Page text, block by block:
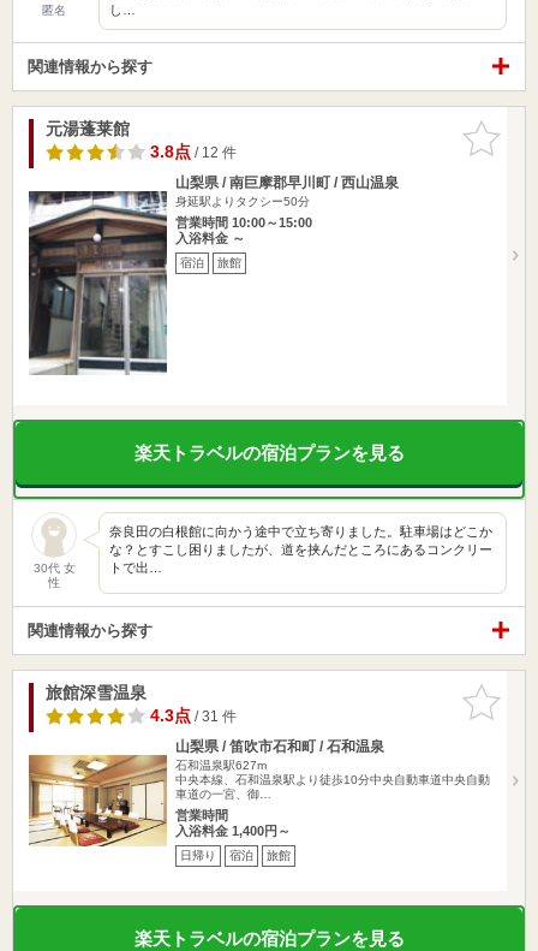
匿名
し…
関連情報から探す
お気に入
りに追加
元湯蓬莱館
3.8点/ 12 件
山梨県 / 南巨摩郡早川町 / 西山温泉
身延駅よりタクシー50分
営業時間 10:00～15:00
入浴料金 ～
宿泊 旅館
楽天トラベルの宿泊プランを見る
30代 女
性
奈良田の白根館に向かう途中で立ち寄りました。駐車場はどこか
な？とすこし困りましたが、道を挟んだところにあるコンクリー
トで出…
関連情報から探す
お気に入
りに追加
旅館深雪温泉
4.3点/ 31 件
山梨県 / 笛吹市石和町 / 石和温泉
石和温泉駅627m
中央本線、石和温泉駅より徒歩10分中央自動車道中央自動
車道の一宮、御…
営業時間
入浴料金 1,400円～
日帰り 宿泊 旅館
楽天トラベルの宿泊プランを見る